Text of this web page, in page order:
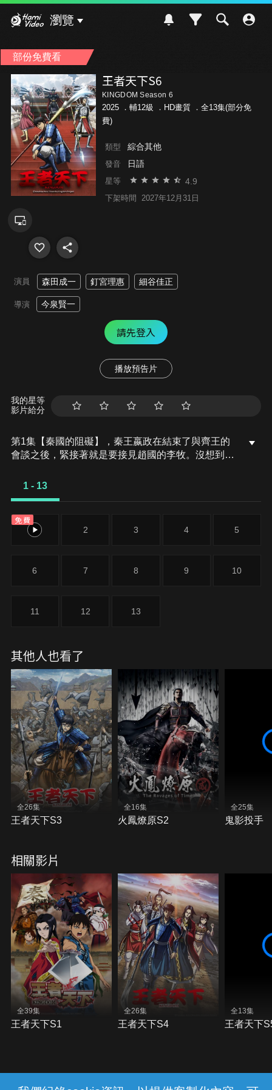
瀏覽
部份免費看
王者天下S6
KINGDOM Season 6
2025 ． 輔12級
．HD畫質 ．全13集(部分免
費)
類型 綜合其他
發音 日語
星等 4.9
下架時間 2027年12月31日
演員 森田成一 釘宮理惠 細谷佳正
導演 今泉賢一
請先登入
播放預告片
我的星等
影片給分
第1集【秦國的阻礙】，秦王嬴政在結束了與齊王的
會談之後，緊接著就是要接見趙國的李牧。沒想到李
那是把自己的夢想建立在六國痛苦上的殘忍行為。
1 - 13
免費
1 2 3 4 5
6 7 8 9 10
11 12 13
其他人也看了
全26集
王者天下S3
全16集
火鳳燎原S2
全25集
鬼影投手
相關影片
全39集
王者天下S1
全26集
王者天下S4
全13集
王者天下